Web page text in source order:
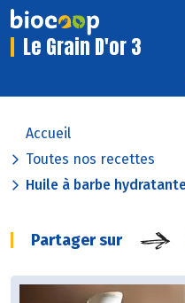
Le Grain D'or 3
Accueil
Toutes nos recettes
Huile à barbe
Partager sur